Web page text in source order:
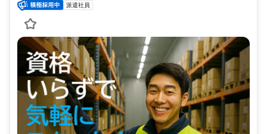
派遣社員